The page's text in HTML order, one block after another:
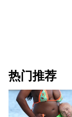
热门推荐